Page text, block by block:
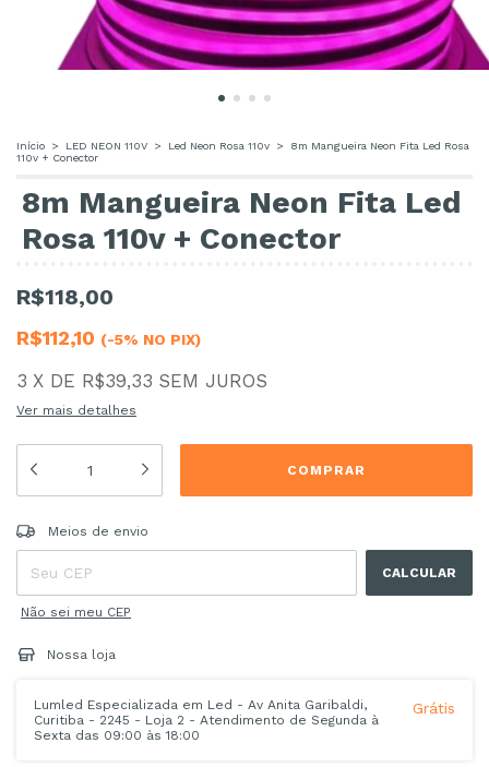
Início > LED NEON 110V > Led Neon Rosa 110v >
8m Mangueira Neon Fita Led Rosa
110v + Conector
8m Mangueira Neon Fita Led
Rosa 110v + Conector
R$118,00
R$112,10 (-5% NO PIX)
3 X DE R$39,33 SEM JUROS
Ver mais detalhes
Entregas para o CEP:
Meios de envio
CALCULAR
Não sei meu CEP
Nossa loja
Lumled Especializada em Led - Av Anita Garibaldi,
Curitiba - 2245 - Loja 2 - Atendimento de Segunda à
Sexta das 09:00 às 18:00
Grátis